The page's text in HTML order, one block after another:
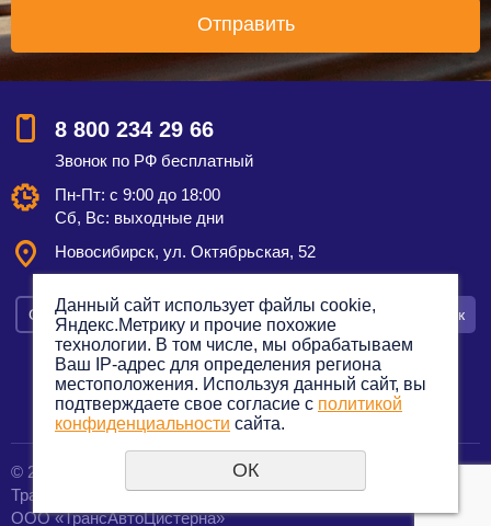
8 800 234 29 66
Звонок по РФ бесплатный
Пн-Пт: с 9:00 до 18:00
Сб, Вс: выходные дни
Новосибирск, ул. Октябрьская, 52
Смотреть на карте Оставить заявку Заказать звонок
Политика конфиденциальности
© 2012—2023. Все права защищены.
Транспортная компания по грузоперевозкам
ООО «ТрансАвтоЦистерна»
Данный сайт использует файлы cookie,
Яндекс.Метрику и прочие похожие
технологии. В том числе, мы обрабатываем
Ваш IP-адрес для определения региона
местоположения. Используя данный сайт, вы
подтверждаете свое согласие с политикой
конфиденциальности сайта.
ОК